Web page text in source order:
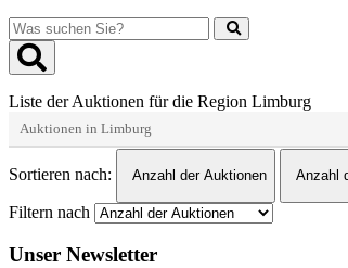
Was
suchen
Sie?
Liste der Auktionen für die Region Limburg
Auktionen in Limburg
Sortieren nach: Anzahl der Auktionen Anzahl
Filtern nach
Unser Newsletter